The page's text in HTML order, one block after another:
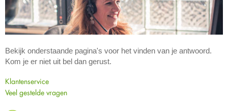
Bekijk onderstaande pagina's voor het vinden van je antwoord.
Kom je er niet uit bel dan gerust.
Klantenservice
Veel gestelde vragen